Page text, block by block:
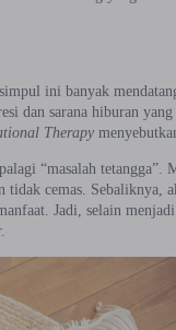
ini banyak
dan sarana hiburan yang
Therapy
“masalah tetangga”.
tidak cemas. Sebaliknya,
Jadi, selain